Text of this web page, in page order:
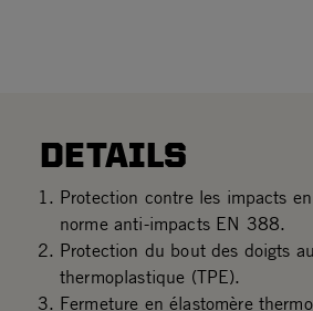
DETAILS
Protection contre les impacts
norme anti-impacts EN 388.
Protection du bout des doigts
thermoplastique (TPE).
Fermeture en élastomère